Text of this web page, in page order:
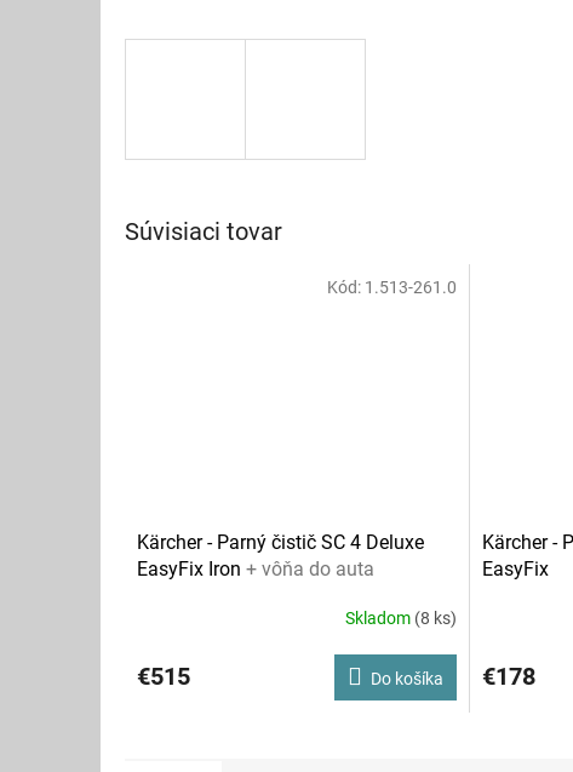
Súvisiaci tovar
Kärcher - Parný čistič SC 4 Deluxe
EasyFix Iron + vôňa do auta
Skladom (8 ks)
€515 Do košíka
Kód: 1.513-261.0
Kärcher -
EasyFix
€178